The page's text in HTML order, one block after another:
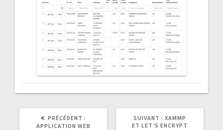
PRÉCÉDENT :
PRÉCÉDENT
APPLICATION WEB
SUIVANT : ARTICLE
SUIVANT
XAMMP
ET LET’S ENCRYPT